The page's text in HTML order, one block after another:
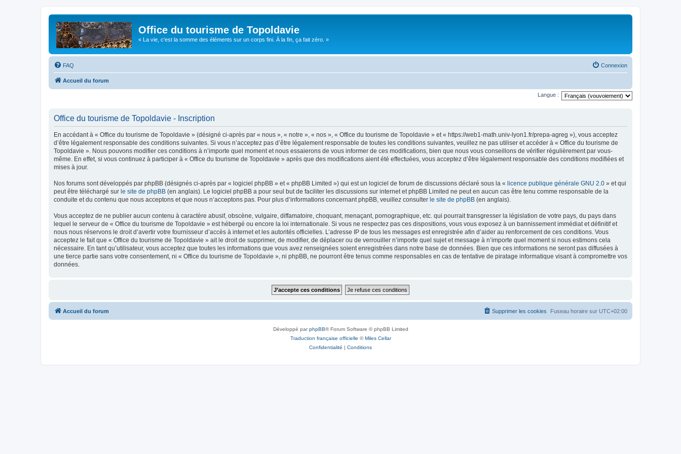
Office du tourisme de Topoldavie
« La vie, c'est la somme des éléments sur un corps fini. À la fin, ça fait zéro. »
FAQ Connexion
Accueil du forum
Langue :
Office du tourisme de Topoldavie - Inscription
En accédant à « Office du tourisme de Topoldavie » (désigné ci-après par « nous », « notre », « nos », « Office du tourisme de Topoldavie » et « https://web1-math.univ-lyon1.fr/prepa-agreg »), vous acceptez
d’être légalement responsable des conditions suivantes. Si vous n’acceptez pas d’être légalement responsable de toutes les conditions suivantes, veuillez ne pas utiliser et accéder à « Office du tourisme de
Topoldavie ». Nous pouvons modifier ces conditions à n’importe quel moment et nous essaierons de vous informer de ces modifications, bien que nous vous conseillons de vérifier régulièrement par vous-
même. En effet, si vous continuez à participer à « Office du tourisme de Topoldavie » après que des modifications aient été effectuées, vous acceptez d’être légalement responsable des conditions modifiées et
mises à jour.
Nos forums sont développés par phpBB (désignés ci-après par « logiciel phpBB » et « phpBB Limited ») qui est un logiciel de forum de discussions déclaré sous la « licence publique générale GNU 2.0 » et qui
peut être téléchargé sur le site de phpBB (en anglais). Le logiciel phpBB a pour seul but de faciliter les discussions sur internet et phpBB Limited ne peut en aucun cas être tenu comme responsable de la
conduite et du contenu que nous acceptons et que nous n’acceptons pas. Pour plus d’informations concernant phpBB, veuillez consulter le site de phpBB (en anglais).
Vous acceptez de ne publier aucun contenu à caractère abusif, obscène, vulgaire, diffamatoire, choquant, menaçant, pornographique, etc. qui pourrait transgresser la législation de votre pays, du pays dans
lequel le serveur de « Office du tourisme de Topoldavie » est hébergé ou encore la loi internationale. Si vous ne respectez pas ces dispositions, vous vous exposez à un bannissement immédiat et définitif et
nous nous réservons le droit d’avertir votre fournisseur d’accès à internet et les autorités officielles. L’adresse IP de tous les messages est enregistrée afin d’aider au renforcement de ces conditions. Vous
acceptez le fait que « Office du tourisme de Topoldavie » ait le droit de supprimer, de modifier, de déplacer ou de verrouiller n’importe quel sujet et message à n’importe quel moment si nous estimons cela
nécessaire. En tant qu’utilisateur, vous acceptez que toutes les informations que vous avez renseignées soient enregistrées dans notre base de données. Bien que ces informations ne seront pas diffusées à
une tierce partie sans votre consentement, ni « Office du tourisme de Topoldavie », ni phpBB, ne pourront être tenus comme responsables en cas de tentative de piratage informatique visant à compromettre vos
données.
Accueil du forum Fuseau horaire sur UTC+02:00
Supprimer les cookies
Développé parphpBB® Forum Software © phpBB Limited
Traduction française officielle ©Miles Cellar
Confidentialité | Conditions